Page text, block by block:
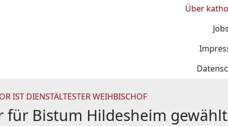
Über
Jobs
IST DIENSTÄLTESTER WEIHBISCHOF
für Bistum Hildesheim gewählt